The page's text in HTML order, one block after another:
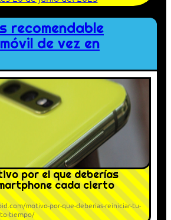
recomendable
de vez en
por el que deberías
cada cierto
motivo-por-que-deberias-reiniciar-tu-
tiempo/